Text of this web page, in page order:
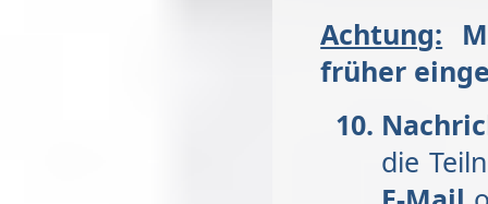
Achtung:
früher
die